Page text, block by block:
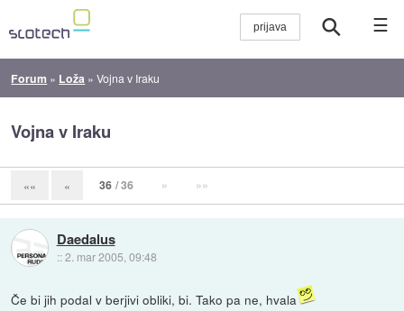
☰
Forum » Loža »Vojna v Iraku
Vojna v Iraku
«« « 36 / 36 » »»
Daedalus
::2. mar 2005, 09:48
Če bi jih podal v berjivi obliki, bi. Tako pa ne, hvala